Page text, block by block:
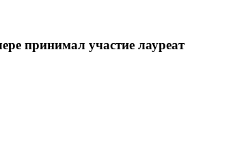
принимал участие лауреат